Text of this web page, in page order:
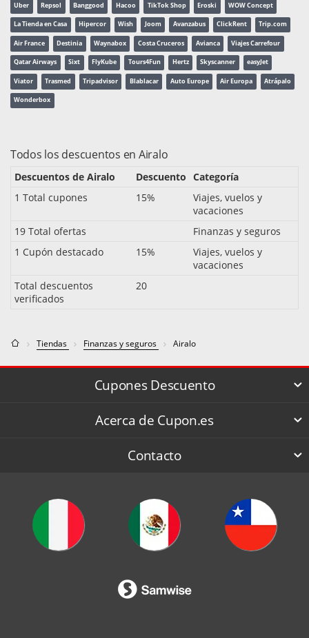
Uber Repsol Banggood Hacoo TikTok Shop Eroski WOW Concept
La Tienda en Casa Hipercor Wish Joom Avanzabus ClickRent Trip.com
Air France Destinia Waynabox Costa Cruceros Avianca Viajes Carrefour
Qatar Airways Sixt FlyKube Tours4Fun Hertz Skyscanner easyJet
Viator Trasmed Tripadvisor Blablacar Auto Europe Air Europa Atrápalo
Wonderbox
Todos los descuentos en Airalo
Descuentos de Airalo Descuento Categoría
1 Total cupones
15%
Viajes, vuelos y
vacaciones
19 Total ofertas
Finanzas y seguros
1 Cupón destacado
15%
Viajes, vuelos y
vacaciones
Total descuentos
verificados
20
Tiendas Finanzas y seguros Airalo
Cupones Descuento
Acerca de Cupon.es
Contacto